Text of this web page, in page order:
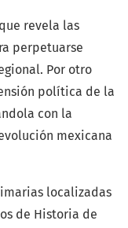
revela las
perpetuarse
Por otro
política de la
con la
mexicana
localizadas
de Historia de